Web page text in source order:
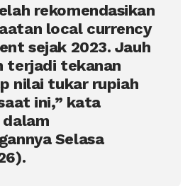
rekomendasikan
local currency
sejak 2023. Jauh
terjadi tekanan
nilai tukar rupiah
ini,” kata
Selasa